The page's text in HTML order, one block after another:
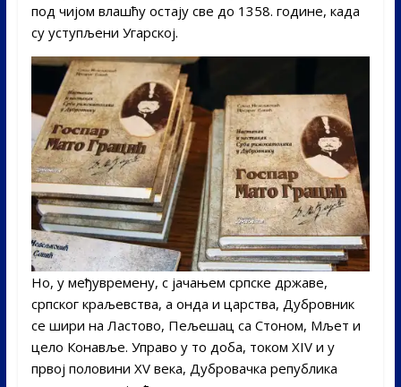
под чијом влашћу остају све до 1358. године, када
су уступљени Угарској.
Но, у међувремену, с јачањем српске државе,
српског краљевства, а онда и царства, Дубровник
се шири на Ластово, Пељешац са Стоном, Мљет и
цело Конавље. Управо у то доба, током XIV и у
првој половини XV века, Дубровачка република